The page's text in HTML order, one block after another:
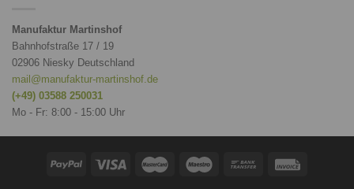
Manufaktur Martinshof
Bahnhofstraße 17 / 19
02906 Niesky Deutschland
mail@manufaktur-martinshof.de
(+49) 03588 250031
Mo - Fr: 8:00 - 15:00 Uhr